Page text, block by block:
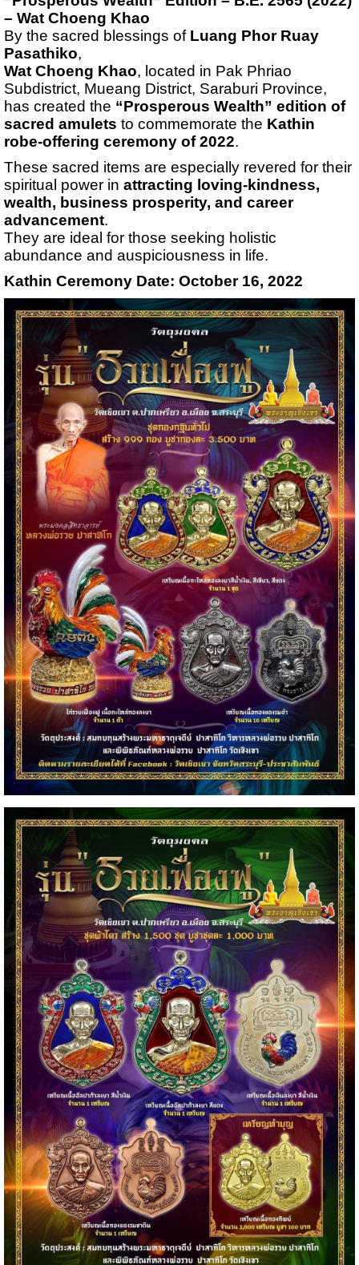
– Wat Choeng Khao
By the sacred blessings of Luang Phor Ruay
Pasathiko,
Wat Choeng Khao, located in Pak Phriao
Subdistrict, Mueang District, Saraburi Province,
has created the “Prosperous Wealth” edition of
sacred amulets to commemorate the Kathin
robe-offering ceremony of 2022.
These sacred items are especially revered for their
spiritual power in attracting loving-kindness,
wealth, business prosperity, and career
advancement.
They are ideal for those seeking holistic
abundance and auspiciousness in life.
Kathin Ceremony Date: October 16, 2022